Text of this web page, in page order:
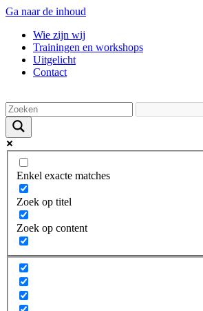
Ga naar de inhoud
Wie zijn wij
Trainingen en workshops
Uitgelicht
Contact
Enkel exacte matches
Zoek op titel
Zoek op content